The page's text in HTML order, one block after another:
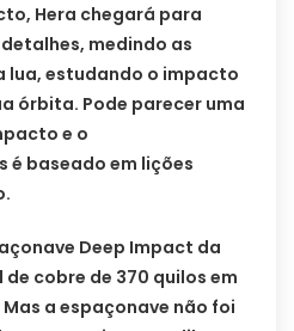
Hera chegará para
medindo as
lua, estudando o impacto
órbita. Pode parecer uma
e o
é baseado em lições
Deep Impact da
cobre de 370 quilos em
Mas a espaçonave não foi